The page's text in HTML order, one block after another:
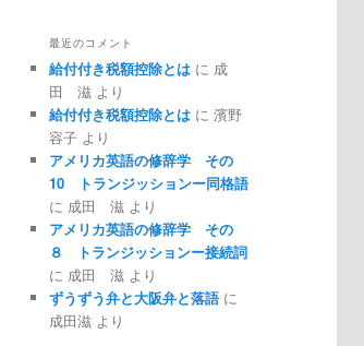
最近のコメント
給付付き税額控除とは に 成
田 滋 より
給付付き税額控除とは に 濱野
容子 より
アメリカ英語の修辞学 その
10 トランジッションー同格語
に 成田 滋 より
アメリカ英語の修辞学 その
８ トランジッションー接続詞
に 成田 滋 より
ずうずう弁と大阪弁と落語に
成田滋 より